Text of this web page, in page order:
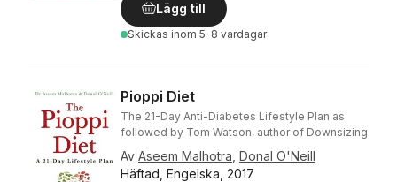
Lägg till
Skickas inom 5-8 vardagar
Pioppi Diet
The 21-Day Anti-Diabetes Lifestyle Plan as
followed by Tom Watson, author of Downsizing
Av Aseem Malhotra Donal O'Neill
Häftad, Engelska, 2017